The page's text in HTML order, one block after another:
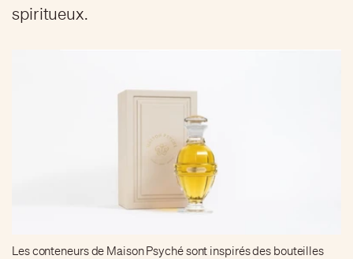
spiritueux.
Les conteneurs de Maison Psyché sont inspirés des bouteilles